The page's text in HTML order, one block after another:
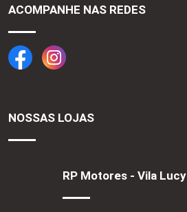
ACOMPANHE NAS REDES
NOSSAS LOJAS
RP Motores - Vila Lucy